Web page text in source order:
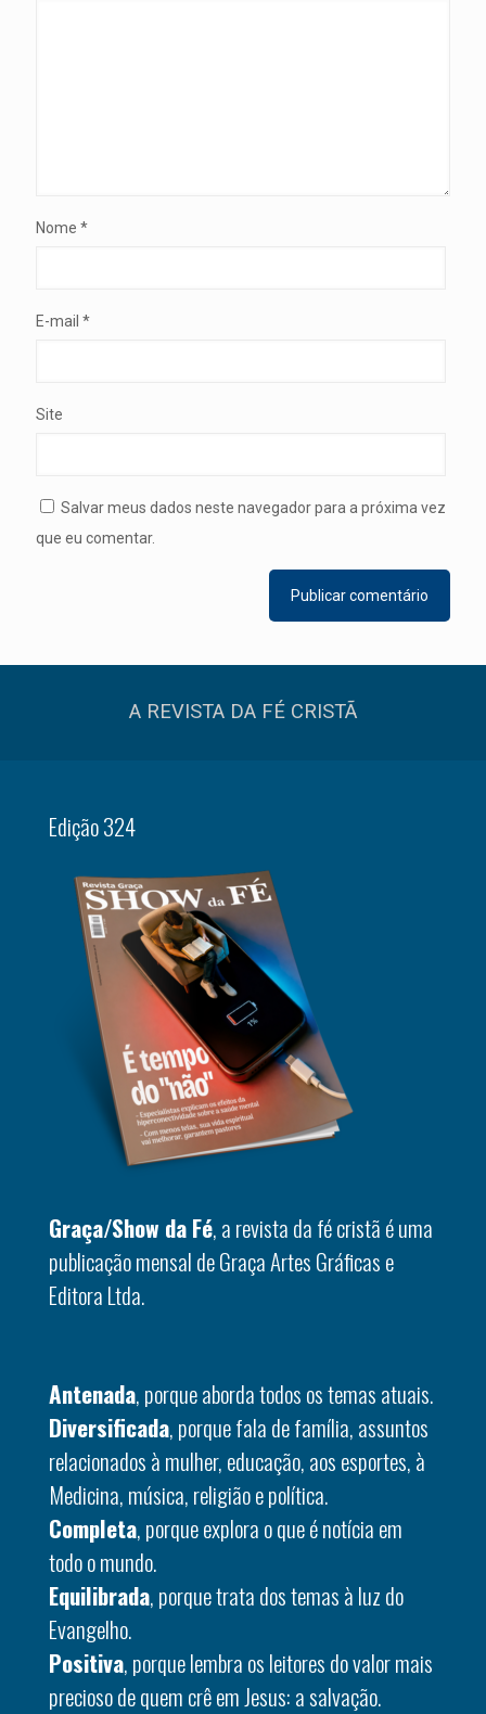
Nome *
E-mail *
Site
Salvar meus dados neste navegador para a próxima vez
que eu comentar.
A REVISTA DA FÉ CRISTÃ
Edição 324
Graça/Show da Fé, a revista da fé cristã é uma
publicação mensal de Graça Artes Gráficas e
Editora Ltda.
Antenada, porque aborda todos os temas atuais.
Diversificada, porque fala de família, assuntos
relacionados à mulher, educação, aos esportes, à
Medicina, música, religião e política.
Completa, porque explora o que é notícia em
todo o mundo.
Equilibrada, porque trata dos temas à luz do
Evangelho.
Positiva, porque lembra os leitores do valor mais
precioso de quem crê em Jesus: a salvação.